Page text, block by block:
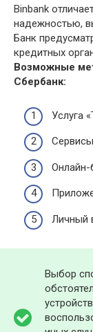
Binbank
надежностью,
Банк
кредитных
Возможные
Сбербанк:
Услуга
Онлайн-
Личный
Выбор